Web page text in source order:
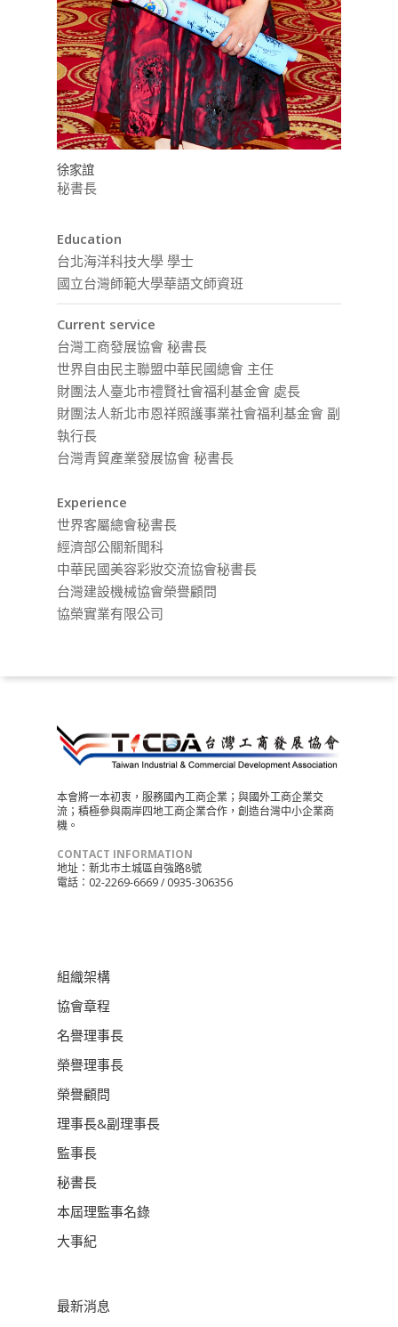
徐家誼
秘書長
Education
台北海洋科技大學 學士
國立台灣師範大學華語文師資班
Current service
台灣工商發展協會 秘書長
世界自由民主聯盟中華民國總會 主任
財團法人臺北市禮賢社會福利基金會 處長
財團法人新北市恩祥照護事業社會福利基金會 副
執行長
台灣青貿產業發展協會 秘書長
Experience
世界客屬總會秘書長
經濟部公關新聞科
中華民國美容彩妝交流協會秘書長
台灣建設機械協會榮譽顧問
協榮實業有限公司
本會將一本初衷，服務國內工商企業；與國外工商企業交
流；積極參與兩岸四地工商企業合作，創造台灣中小企業商
機。
CONTACT INFORMATION
地址：新北市土城區自強路8號
電話：02-2269-6669 / 0935-306356
組織架構
協會章程
名譽理事長
榮譽理事長
榮譽顧問
理事長&副理事長
監事長
秘書長
本屆理監事名錄
大事紀
最新消息